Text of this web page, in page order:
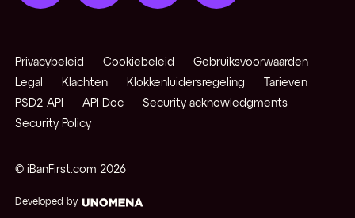
Open positie
Opkomende / exotische valuta
© iBanFirst.com 2026
Developed by
Privacybeleid Cookiebeleid
Gebruiksvoorwaarden
Legal
Klachten Klokkenluidersregeling
Tarieven
PSD2 API
API Doc
Security acknowledgments
Security Policy